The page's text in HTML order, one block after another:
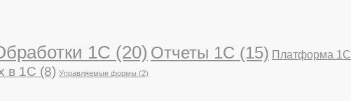
1С (20) Отчеты 1С (15) Платформа 1С
в 1С (8) Управляемые формы (2)